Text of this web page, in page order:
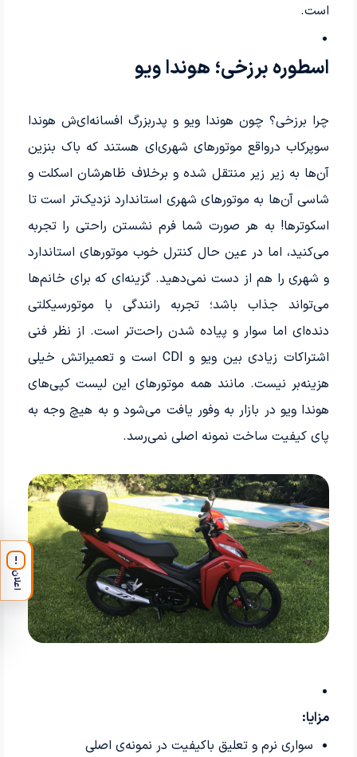
است.
اسطوره‌ برزخی؛ هوندا ویو
چرا برزخی؟ چون هوندا ویو و پدربزرگ افسانه‌ای‌‌ش هوندا
سوپرکاب درواقع موتورهای شهری‌ای هستند که باک بنزین
آن‌ها به زیر زیر منتقل شده و برخلاف ظاهرشان اسکلت و
شاسی آن‌ها به موتورهای شهری استاندارد نزدیک‌تر است تا
اسکوترها! به هر صورت شما فرم نشستن راحتی را تجربه
می‌کنید، اما در عین حال کنترل خوب موتورهای استاندارد
و شهری را هم از دست نمی‌دهید. گزینه‌ای که برای خانم‌ها
می‌تواند جذاب باشد؛ تجربه‌ رانندگی با موتورسیکلتی
دنده‌ای اما سوار و پیاده شدن راحت‌تر است. از نظر فنی
اشتراکات زیادی بین ویو و CDI است و تعمیراتش خیلی
هزینه‌بر نیست. مانند همه موتورهای این لیست کپی‌های
هوندا ویو در بازار به وفور یافت می‌شود و به هیچ وجه به
پای کیفیت ساخت نمونه‌ اصلی نمی‌رسد.
مزایا:
سواری نرم و تعلیق باکیفیت در نمونه‌ی اصلی
!
اعلان